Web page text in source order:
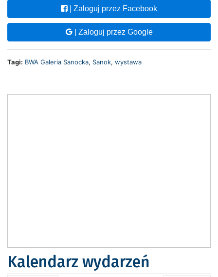
| Zaloguj przez Facebook
| Zaloguj przez Google
Tagi: BWA Galeria Sanocka, Sanok, wystawa
Kalendarz wydarzeń